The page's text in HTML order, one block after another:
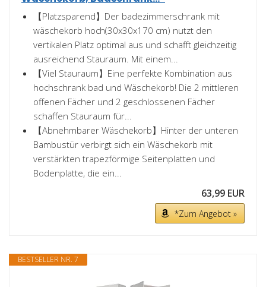
【Platzsparend】Der badezimmerschrank mit
wäschekorb hoch(30x30x170 cm) nutzt den
vertikalen Platz optimal aus und schafft gleichzeitig
ausreichend Stauraum. Mit einem...
【Viel Stauraum】Eine perfekte Kombination aus
hochschrank bad und Wäschekorb! Die 2 mittleren
offenen Fächer und 2 geschlossenen Fächer
schaffen Stauraum für...
【Abnehmbarer Wäschekorb】Hinter der unteren
Bambustür verbirgt sich ein Wäschekorb mit
verstärkten trapezförmige Seitenplatten und
Bodenplatte, die ein...
63,99 EUR
*Zum Angebot »
BESTSELLER NR. 7